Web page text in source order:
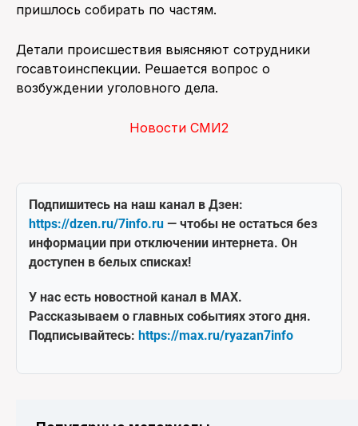
пришлось собирать по частям.
Детали происшествия выясняют сотрудники
госавтоинспекции. Решается вопрос о
возбуждении уголовного дела.
Новости СМИ2
Подпишитесь на наш канал в Дзен:
https://dzen.ru/7info.ru — чтобы не остаться без
информации при отключении интернета. Он
доступен в белых списках!
У нас есть новостной канал в MAX.
Рассказываем о главных событиях этого дня.
Подписывайтесь: https://max.ru/ryazan7info